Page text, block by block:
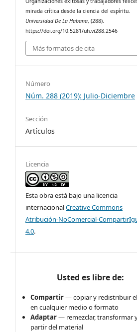
mirada crítica desde la ciencia del espíritu.
Universidad De La Habana, (288).
https://doi.org/10.5281/uh.vi288.2546
Más formatos de cita
Número
Núm. 288 (2019): Julio-Diciembre
Sección
Artículos
Licencia
Esta obra está bajo una licencia
internacionalCreative Commons
Atribución-NoComercial-
4.0.
Usted es libre de:
Compartir— copiar y redistribuir
en cualquier medio o formato
Adaptar— remezclar, transformar
partir del material